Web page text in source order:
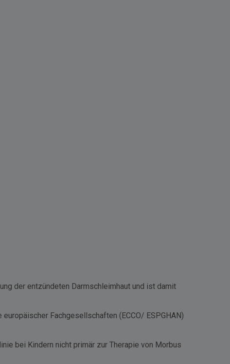
der entzündeten Darmschleimhaut und ist damit
Fachgesellschaften (ECCO/ ESPGHAN)
bei Kindern nicht primär zur Therapie von Morbus